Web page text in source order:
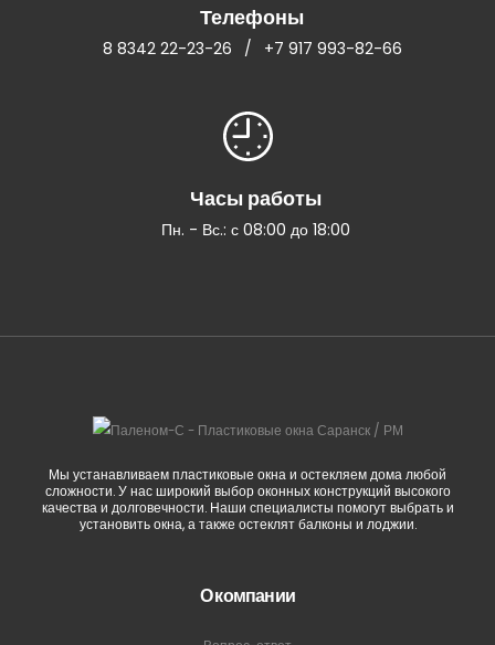
Телефоны
8 8342 22-23-26 / +7 917 993-82-66
Часы работы
Пн. - Вс.: с 08:00 до 18:00
Мы устанавливаем пластиковые окна и остекляем дома любой
сложности. У нас широкий выбор оконных конструкций высокого
качества и долговечности. Наши специалисты помогут выбрать и
установить окна, а также остеклят балконы и лоджии.
О компании